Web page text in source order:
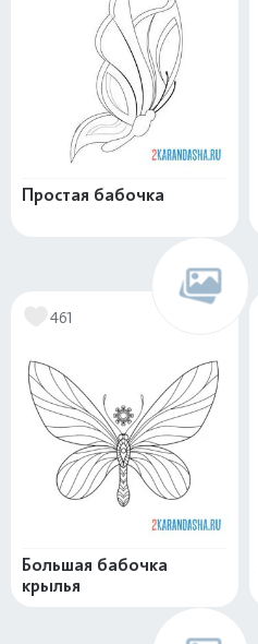
Простая бабочка
461
Большая бабочка
крылья